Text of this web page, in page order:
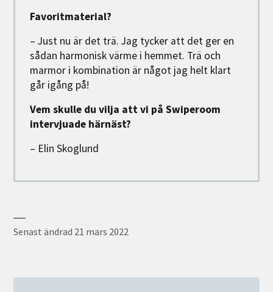
Favoritmaterial?
– Just nu är det trä. Jag tycker att det ger en
sådan harmonisk värme i hemmet. Trä och
marmor i kombination är något jag helt klart
går igång på!
Vem skulle du vilja att vi på Swiperoom
intervjuade härnäst?
– Elin Skoglund
Senast ändrad 21 mars 2022